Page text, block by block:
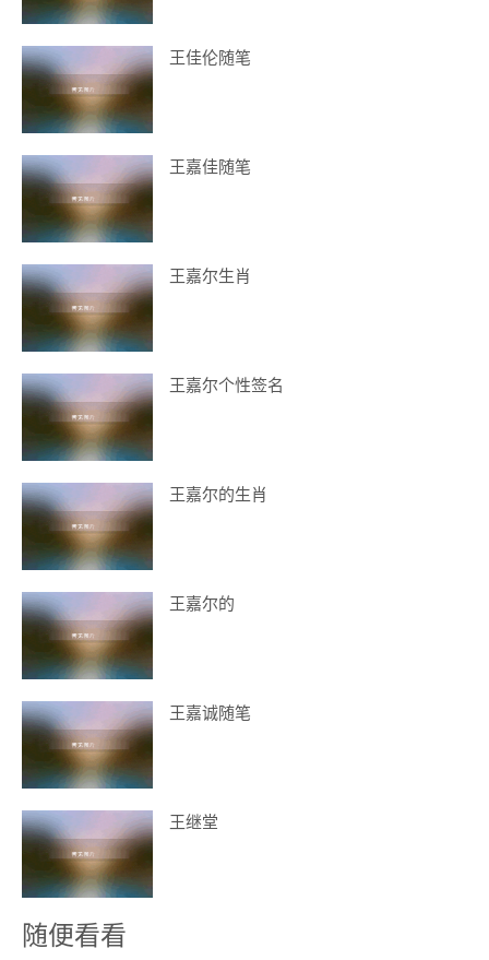
王佳伦随笔
王嘉佳随笔
王嘉尔生肖
王嘉尔个性签名
王嘉尔的生肖
王嘉尔的
王嘉诚随笔
王继堂
随便看看